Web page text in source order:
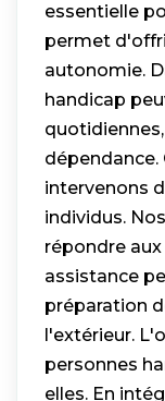
essentielle
permet
autonomie.
handicap
dépendance.
intervenons
individus.
répondre
assistance
préparation
l'extérieur.
personnes
elles. En